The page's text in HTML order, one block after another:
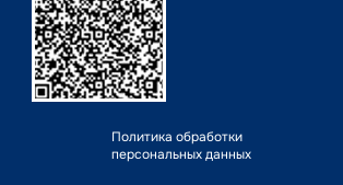
Политика обработки
персональных данных